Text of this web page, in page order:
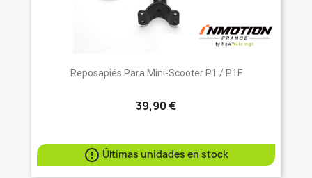
Reposapiés Para Mini-Scooter P1 / P1F
39,90 €
 Últimas unidades en stock